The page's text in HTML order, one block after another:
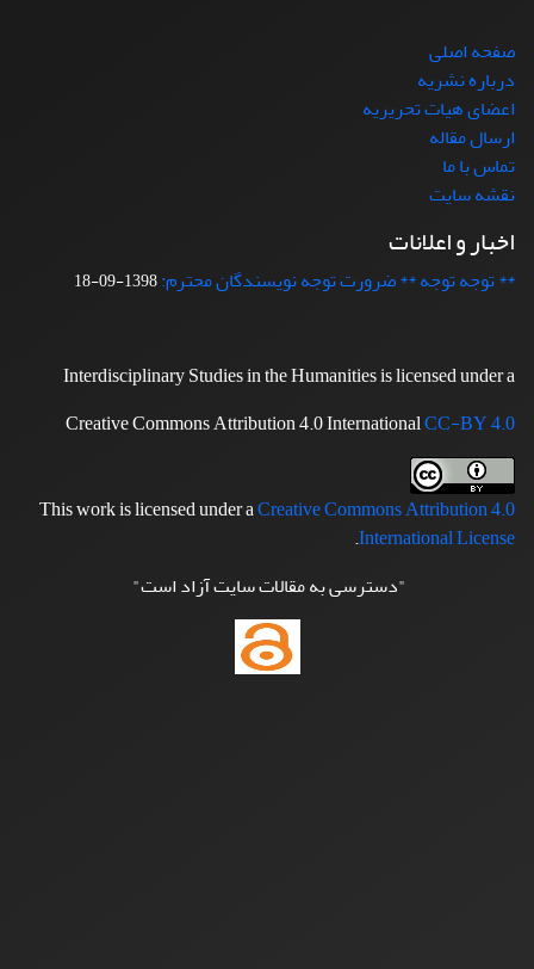
صفحه اصلی
درباره نشریه
اعضای هیات تحریریه
ارسال مقاله
تماس با ما
نقشه سایت
اخبار و اعلانات
** توجه توجه ** ضرورت توجه نویسندگان محترم:1398-09-18
Interdisciplinary Studies in the Humanities is licensed under a
Creative Commons Attribution 4.0 InternationalCC-BY 4.0
This work is licensed under aCreative Commons Attribution 4.0
International License
.
"دسترسی به مقالات سایت آزاد است"